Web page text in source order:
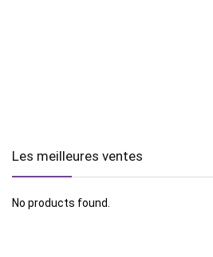
Les meilleures ventes
No products found.